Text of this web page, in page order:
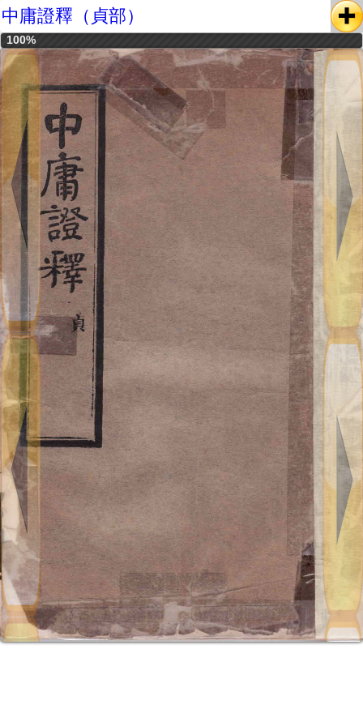
中庸證釋（貞部）
100%